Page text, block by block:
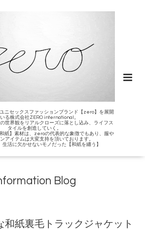
ニセックスファッションブランド【zero】を展開
いる株式会社ZERO international。
世界観をリアルクローズに落とし込み、ライフス
タイルを創造していく。
紙】素材は、zeroの代表的な象徴でもあり、服や
アイテムは大変支持を頂いております。
生活に欠かせないモノだった【和紙を纏う】
Blog
和紙裏毛トラックジャケット